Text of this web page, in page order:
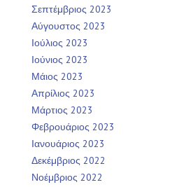
Σεπτέμβριος 2023
Αύγουστος 2023
Ιούλιος 2023
Ιούνιος 2023
Μάιος 2023
Απρίλιος 2023
Μάρτιος 2023
Φεβρουάριος 2023
Ιανουάριος 2023
Δεκέμβριος 2022
Νοέμβριος 2022